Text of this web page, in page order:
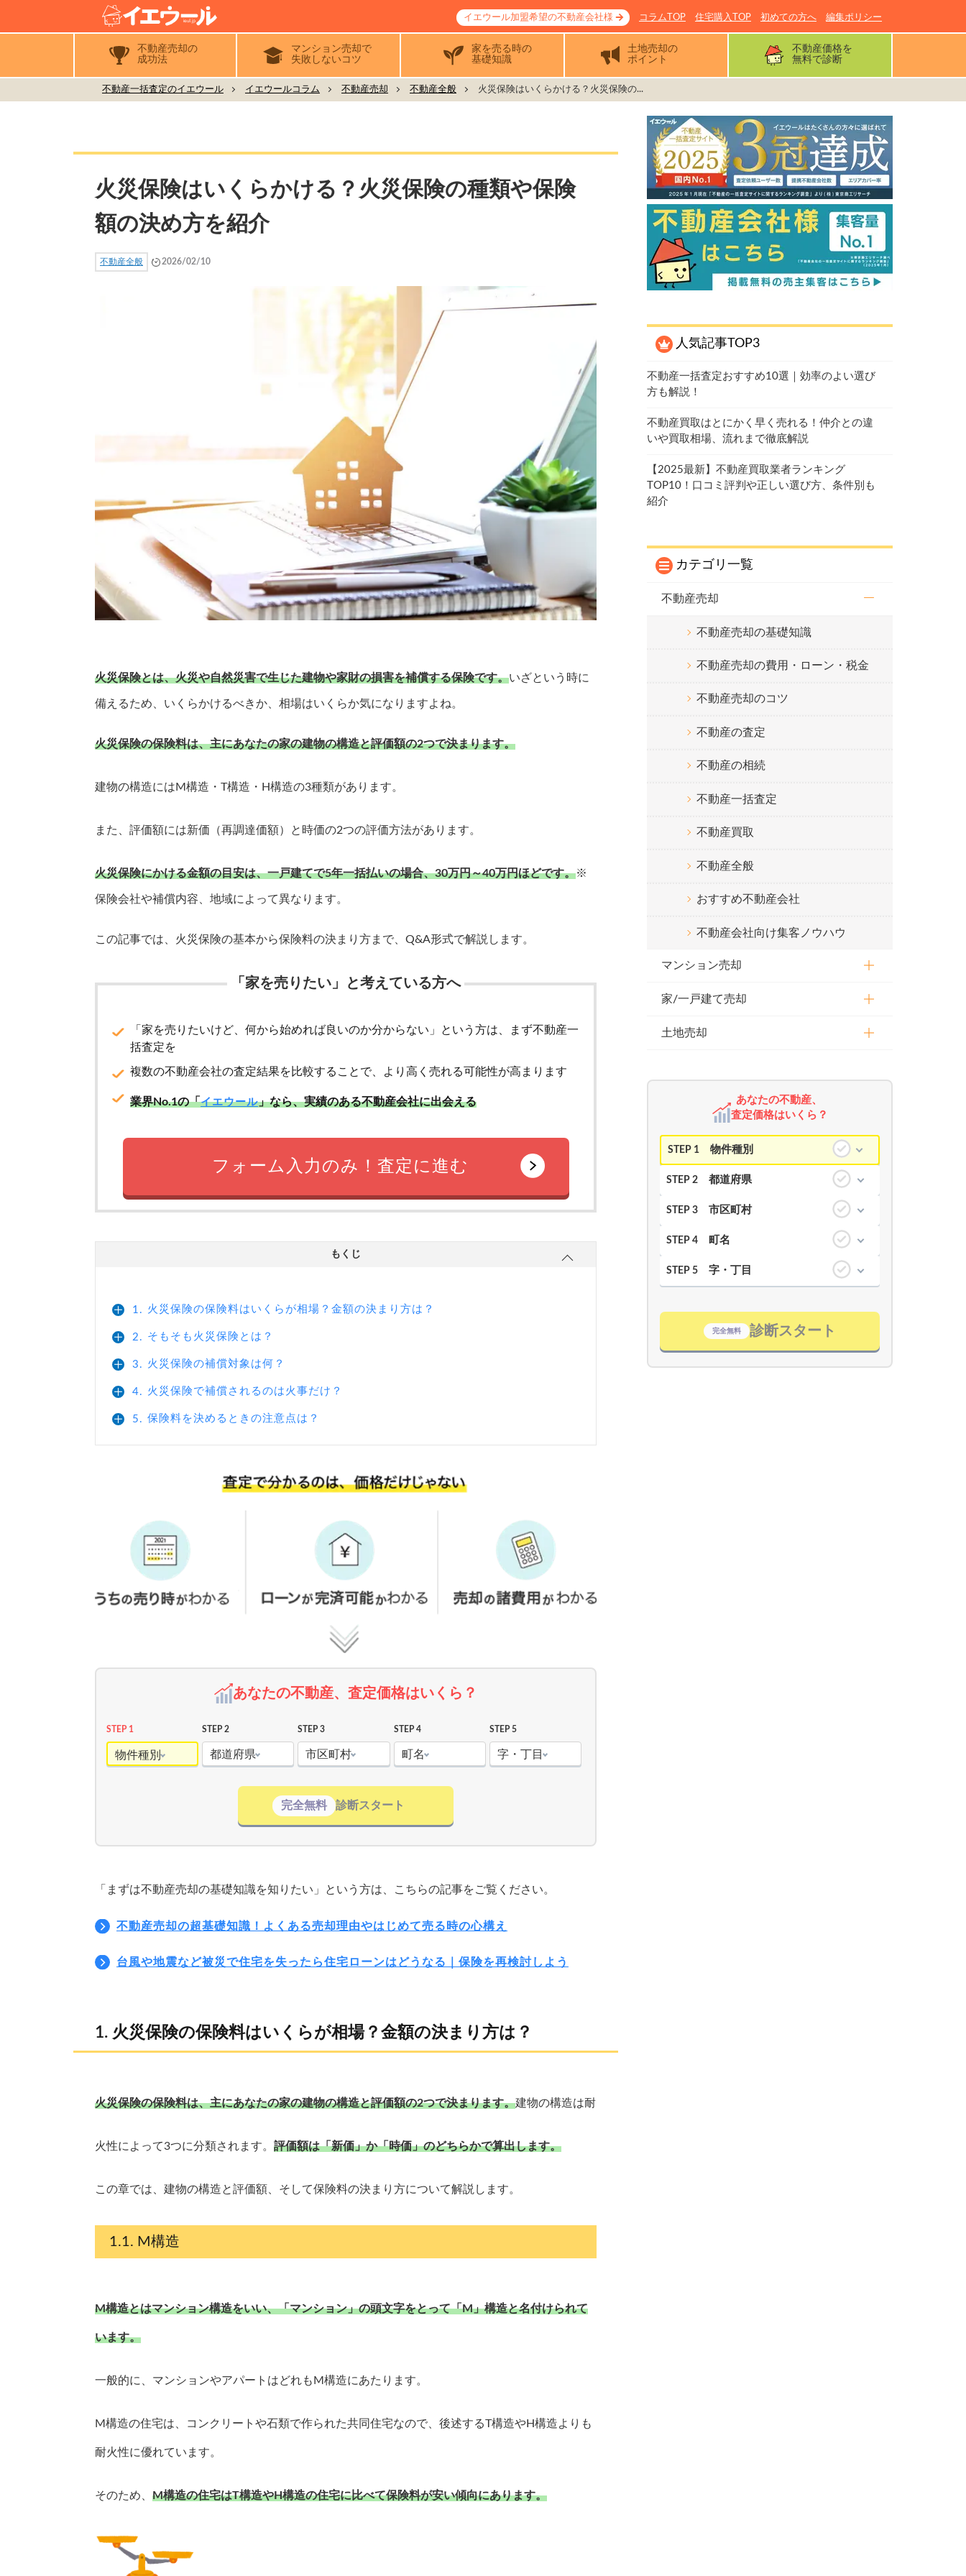
イエウール加盟希望の不動産会社様 コラムTOP 住宅購入TOP 初めての方へ 編集ポリシー
不動産売却の
成功法
マンション売却で
失敗しないコツ
家を売る時の
基礎知識
土地売却の
ポイント
不動産価格を
無料で診断
不動産一括査定のイエウール イエウールコラム 不動産売却 不動産全般 火災保険はいくらかける？火災保険の...
火災保険はいくらかける？火災保険の種類や保険
額の決め方を紹介
不動産全般 2026/02/10
火災保険とは、火災や自然災害で生じた建物や家財の損害を補償する保険です。いざという時に
備えるため、いくらかけるべきか、相場はいくらか気になりますよね。
火災保険の保険料は、主にあなたの家の建物の構造と評価額の2つで決まります。
建物の構造にはM構造・T構造・H構造の3種類があります。
また、評価額には新価（再調達価額）と時価の2つの評価方法があります。
火災保険にかける金額の目安は、一戸建てで5年一括払いの場合、30万円～40万円ほどです。※
保険会社や補償内容、地域によって異なります。
この記事では、火災保険の基本から保険料の決まり方まで、Q&A形式で解説します。
「家を売りたい」と考えている方へ
「家を売りたいけど、何から始めれば良いのか分からない」という方は、まず不動産一
括査定を
複数の不動産会社の査定結果を比較することで、より高く売れる可能性が高まります
業界No.1の「イエウール」なら、実績のある不動産会社に出会える
フォーム入力のみ！査定に進む
もくじ
1. 火災保険の保険料はいくらが相場？金額の決まり方は？
2. そもそも火災保険とは？
3. 火災保険の補償対象は何？
4. 火災保険で補償されるのは火事だけ？
5. 保険料を決めるときの注意点は？
あなたの不動産、査定価格はいくら？
STEP 1
物件種別
STEP 2
都道府県
STEP 3
市区町村
STEP 4
町名
STEP 5
字・丁目
完全無料 診断スタート
「まずは不動産売却の基礎知識を知りたい」という方は、こちらの記事をご覧ください。
不動産売却の超基礎知識！よくある売却理由やはじめて売る時の心構え
台風や地震など被災で住宅を失ったら住宅ローンはどうなる｜保険を再検討しよう
火災保険の保険料はいくらが相場？金額の決まり方は？
火災保険の保険料は、主にあなたの家の建物の構造と評価額の2つで決まります。建物の構造は耐
火性によって3つに分類されます。 評価額は「新価」か「時価」のどちらかで算出します。
この章では、建物の構造と評価額、そして保険料の決まり方について解説します。
M構造
M構造とはマンション構造をいい、「マンション」の頭文字をとって「M」構造と名付けられて
います。
一般的に、マンションやアパートはどれもM構造にあたります。
M構造の住宅は、コンクリートや石類で作られた共同住宅なので、後述するT構造やH構造よりも
耐火性に優れています。
そのため、 M構造の住宅はT構造やH構造の住宅に比べて保険料が安い傾向にあります。
人気記事TOP3
不動産一括査定おすすめ10選｜効率のよい選び
方も解説！
不動産買取はとにかく早く売れる！仲介との違
いや買取相場、流れまで徹底解説
【2025最新】不動産買取業者ランキング
TOP10！口コミ評判や正しい選び方、条件別も
紹介
カテゴリ一覧
不動産売却
不動産売却の基礎知識
不動産売却の費用・ローン・税金
不動産売却のコツ
不動産の査定
不動産の相続
不動産一括査定
不動産買取
不動産全般
おすすめ不動産会社
不動産会社向け集客ノウハウ
マンション売却
家/一戸建て売却
土地売却
あなたの不動産、
査定価格はいくら？
STEP 1 物件種別
STEP 2 都道府県
STEP 3 市区町村
STEP 4 町名
STEP 5 字・丁目
完全無料 診断スタート